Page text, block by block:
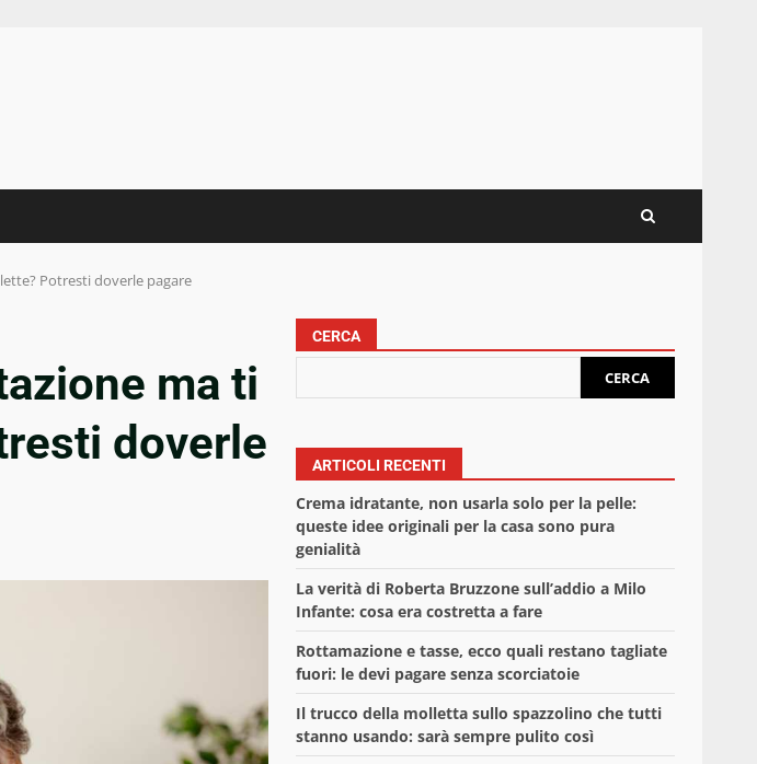
Potresti doverle pagare
ma ti
doverle
CERCA
CERCA
ARTICOLI RECENTI
Crema idratante, non usarla solo per la pelle:
queste idee originali per la casa sono pura
genialità
La verità di Roberta Bruzzone sull’addio a Milo
Infante: cosa era costretta a fare
Rottamazione e tasse, ecco quali restano tagliate
fuori: le devi pagare senza scorciatoie
Il trucco della molletta sullo spazzolino che tutti
stanno usando: sarà sempre pulito così